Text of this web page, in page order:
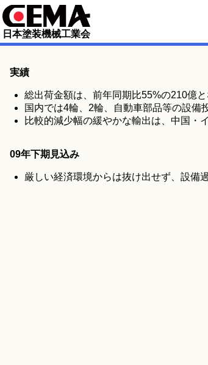
日本塗装機械工業会
実績
総出荷金額は、前年同期比55%の210億
国内では4輪、2輪、自動車部品等の設備
比較的減少幅の緩やかな輸出は、中国・
09年下期見込み
厳しい経済環境からは抜け出せず、設備